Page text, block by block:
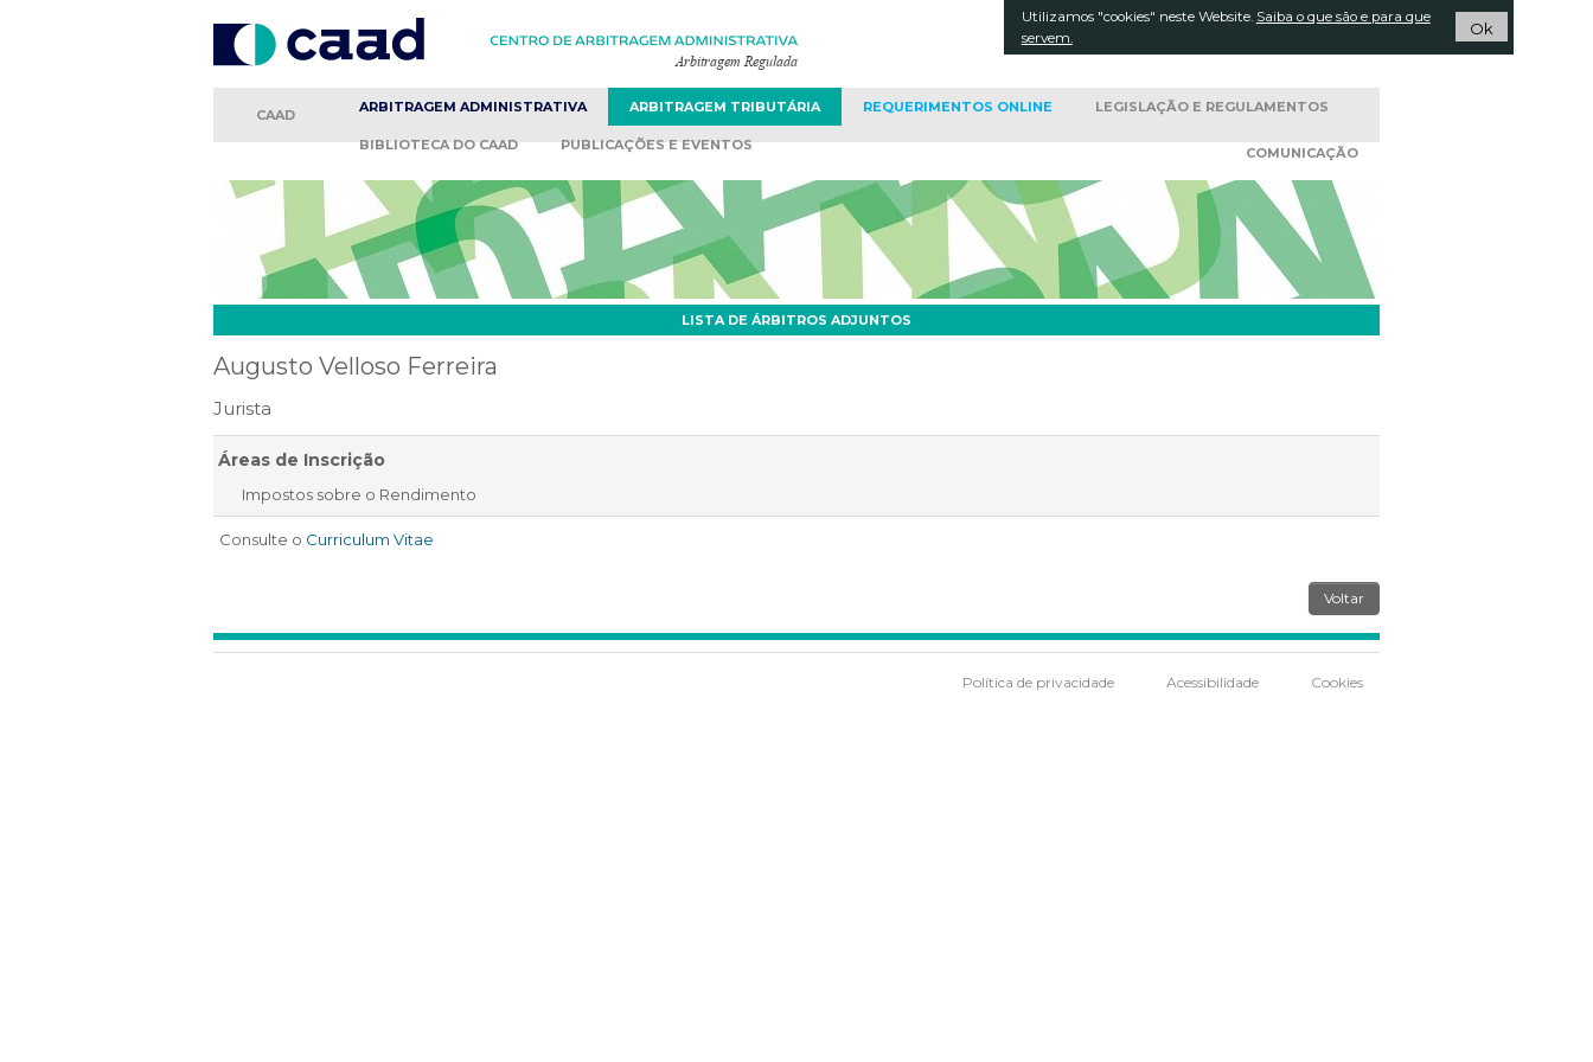
Pesquisar...
CONTACTOS
CAAD ARBITRAGEM ADMINISTRATIVA ARBITRAGEM TRIBUTÁRIA REQUERIMENTOS ONLINE LEGISLAÇÃO E REGULAMENTOS
BIBLIOTECA DO CAAD PUBLICAÇÕES E EVENTOS COMUNICAÇÃO
LISTA DE ÁRBITROS ADJUNTOS
Augusto Velloso Ferreira
Jurista
Áreas de Inscrição
Impostos sobre o Rendimento
Consulte o Curriculum Vitae
Voltar
Política de privacidade Acessibilidade Cookies
Utilizamos "cookies" neste Website. Saiba o que são e para que
servem.
Ok